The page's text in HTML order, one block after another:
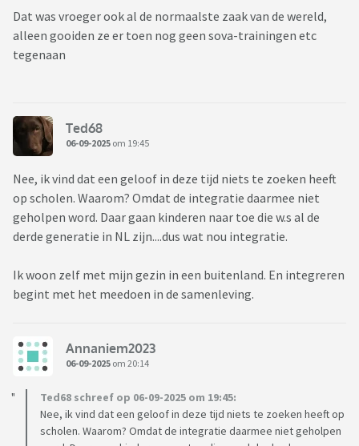
Dat was vroeger ook al de normaalste zaak van de wereld,
alleen gooiden ze er toen nog geen sova-trainingen etc
tegenaan
Ted68
06-09-2025 om 19:45
Nee, ik vind dat een geloof in deze tijd niets te zoeken heeft
op scholen. Waarom? Omdat de integratie daarmee niet
geholpen word. Daar gaan kinderen naar toe die w.s al de
derde generatie in NL zijn....dus wat nou integratie.
Ik woon zelf met mijn gezin in een buitenland. En integreren
begint met het meedoen in de samenleving.
Annaniem2023
06-09-2025 om 20:14
Ted68 schreef op 06-09-2025 om 19:45:
Nee, ik vind dat een geloof in deze tijd niets te zoeken heeft op
scholen. Waarom? Omdat de integratie daarmee niet geholpen